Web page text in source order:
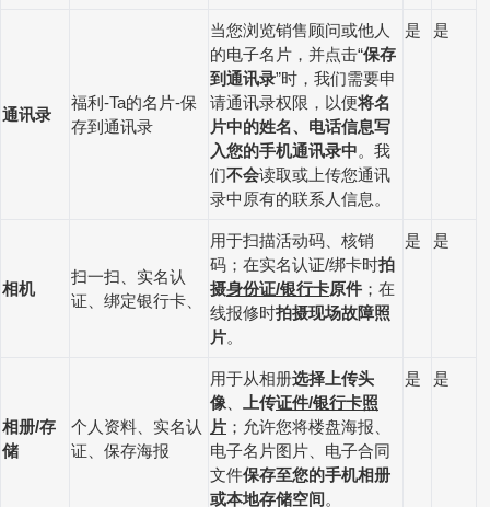
通讯录
福利 -Ta的名片-保
存到通讯录
当您浏览销售顾问或他人
的电子名片，并点击“保存
到通讯录”时，我们需要申
请通讯录权限，以便将名
片中的姓名、电话信息写
入您的手机通讯录中。我
们不会读取或上传您通讯
录中原有的联系人信息。
是 是
相机
扫一扫、实名认
证、绑定银行卡、
用于扫描活动码、核销
码；在实名认证/绑卡时拍
摄身份证/银行卡原件 ；在
线报修时拍摄现场故障照
片。
是 是
相册/存
储
个人资料、实名认
证、保存海报
用于从相册选择上传头
像、 上传证件/银行卡照
片 ；允许您将楼盘海报、
电子名片图片、电子合同
文件保存至您的手机相册
或本地存储空间。
是 是